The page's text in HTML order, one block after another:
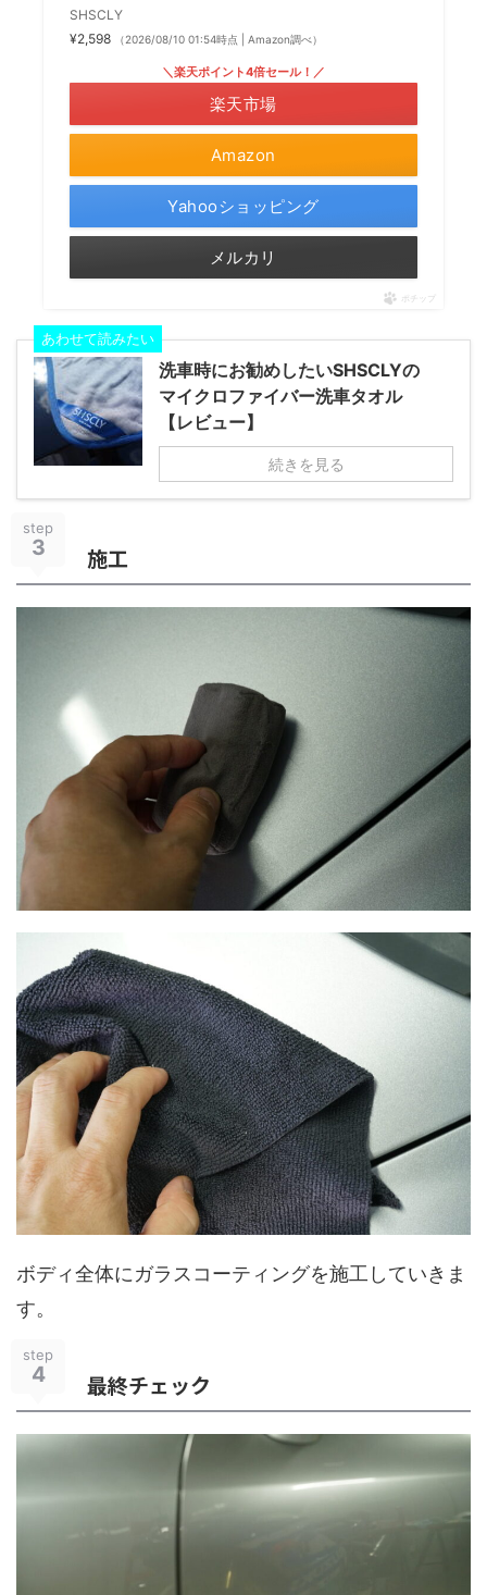
SHSCLY
¥2,598
（2026/08/10 01:54時点 | Amazon調べ）
Amazon
＼楽天ポイント4倍セール！／
楽天市場
Yahooショッピング
メルカリ
ポチップ
あわせて読みたい
洗車時にお勧めしたいSHSCLYの
マイクロファイバー洗車タオル
【レビュー】
続きを見る
step
3 施工
ボディ全体にガラスコーティングを施工していきま
す。
step
4 最終チェック